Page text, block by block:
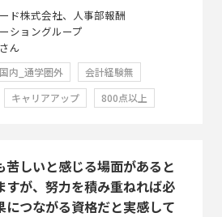
ド株式会社、人事部報酬
ショングループ
ん
国内_通学圏外
会計経験無
キャリアアップ 800点以上
苦しいと感じる場面があると
すが、努力を積み重ねれば必
につながる資格だと実感して